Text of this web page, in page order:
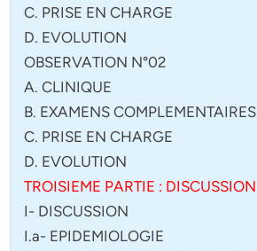
C. PRISE EN CHARGE
D. EVOLUTION
OBSERVATION N°02
A. CLINIQUE
B. EXAMENS COMPLEMENTAIRES
C. PRISE EN CHARGE
D. EVOLUTION
TROISIEME PARTIE : DISCUSSION
I- DISCUSSION
I.a- EPIDEMIOLOGIE